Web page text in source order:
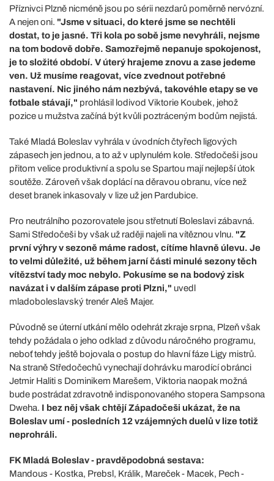
Příznivci Plzně nicméně jsou po sérii nezdarů poměrně nervózní.
A nejen oni. "Jsme v situaci, do které jsme se nechtěli
dostat, to je jasné. Tři kola po sobě jsme nevyhráli, nejsme
na tom bodově dobře. Samozřejmě nepanuje spokojenost,
je to složité období. V úterý hrajeme znovu a zase jedeme
ven. Už musíme reagovat, více zvednout potřebné
nastavení. Nic jiného nám nezbývá, takovéhle etapy se ve
fotbale stávají," prohlásil lodivod Viktorie Koubek, jehož
pozice u mužstva začíná být kvůli poztráceným bodům nejistá.
Také Mladá Boleslav vyhrála v úvodních čtyřech ligových
zápasech jen jednou, a to až v uplynulém kole. Středočeši jsou
přitom velice produktivní a spolu se Spartou mají nejlepší útok
soutěže. Zároveň však doplácí na děravou obranu, více než
deset branek inkasovaly v lize už jen Pardubice.
Pro neutrálního pozorovatele jsou střetnutí Boleslavi zábavná.
Sami Středočeši by však už raději najeli na vítěznou vlnu. "Z
první výhry v sezoně máme radost, cítíme hlavně úlevu. Je
to velmi důležité, už během jarní části minulé sezony těch
vítězství tady moc nebylo. Pokusíme se na bodový zisk
navázat i v dalším zápase proti Plzni," uvedl
mladoboleslavský trenér Aleš Majer.
Původně se úterní utkání mělo odehrát zkraje srpna, Plzeň však
tehdy požádala o jeho odklad z důvodu náročného programu,
neboť tehdy ještě bojovala o postup do hlavní fáze Ligy mistrů.
Na straně Středočechů vynechají dohrávku marodící obránci
Jetmir Haliti s Dominikem Marešem, Viktoria naopak možná
bude postrádat zdravotně indisponovaného stopera Sampsona
Dweha. I bez něj však chtějí Západočeši ukázat, že na
Boleslav umí - posledních 12 vzájemných duelů v lize totiž
neprohráli.
FK Mladá Boleslav - pravděpodobná sestava:
Mandous - Kostka, Prebsl, Králik, Mareček - Macek, Pech -